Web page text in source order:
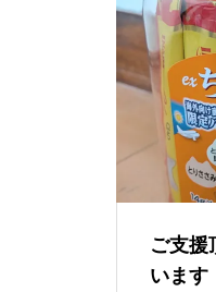
ご支援
います